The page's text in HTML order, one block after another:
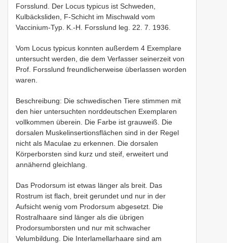
Forsslund. Der Locus typicus ist Schweden,
Kulbäcksliden, F-Schicht im Mischwald vom
Vaccinium-Typ. K.-H. Forsslund leg. 22. 7. 1936.
Vom Locus typicus konnten außerdem 4 Exemplare
untersucht werden, die dem Verfasser seinerzeit von
Prof. Forsslund freundlicherweise überlassen worden
waren.
Beschreibung: Die schwedischen Tiere stimmen mit
den hier untersuchten norddeutschen Exemplaren
vollkommen überein. Die Farbe ist grauweiß. Die
dorsalen Muskelinsertionsflächen sind in der Regel
nicht als Maculae zu erkennen. Die dorsalen
Körperborsten sind kurz und steif, erweitert und
annähernd gleichlang.
Das Prodorsum ist etwas länger als breit. Das
Rostrum ist flach, breit gerundet und nur in der
Aufsicht wenig vom Prodorsum abgesetzt. Die
Rostralhaare sind länger als die übrigen
Prodorsumborsten und nur mit schwacher
Velumbildung. Die Interlamellarhaare sind am